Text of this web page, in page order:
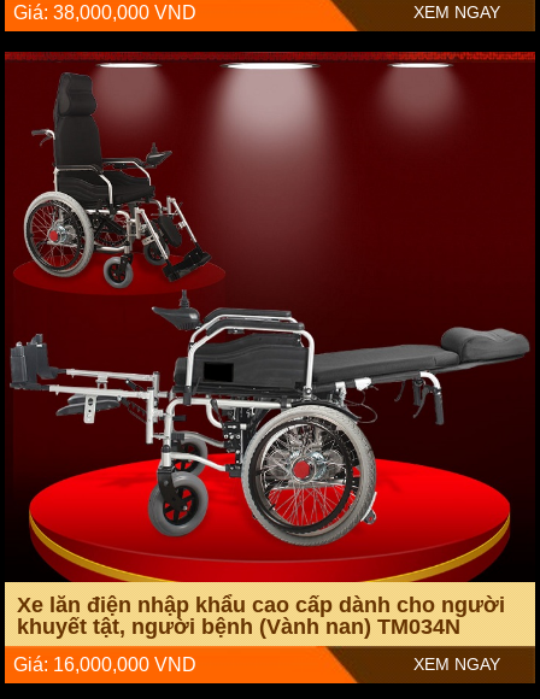
Giá: 38,000,000 VND XEM NGAY
Xe lăn điện nhập khẩu cao cấp dành cho người
khuyết tật, người bệnh (Vành nan) TM034N
Giá: 16,000,000 VND XEM NGAY